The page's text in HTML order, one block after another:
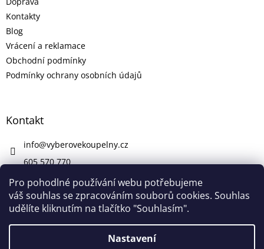
Pro pohodlné používání webu potřebujeme
váš souhlas se zpracováním souborů cookies. Souhlas
udělíte kliknutím na tlačítko "Souhlasím".
Nastavení
Kontakty
Blog
Vrácení a reklamace
Obchodní podmínky
Podmínky ochrany osobních údajů
Kontakt
info@vyberovekoupelny.cz
605 570 770
https://www.facebook.com/vyberovekoupelny/